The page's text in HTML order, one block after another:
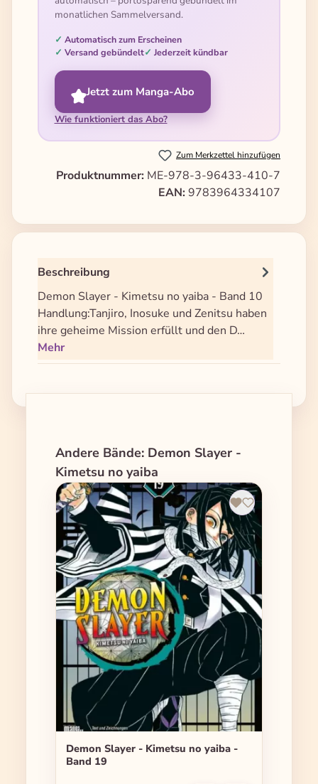
monatlichen Sammelversand.
Automatisch zum Erscheinen
Versand gebündelt
Jederzeit kündbar
Jetzt zum Manga-Abo
Wie funktioniert das Abo?
Zum Merkzettel hinzufügen
Produktnummer: ME-978-3-96433-410-7
EAN: 9783964334107
Beschreibung
Demon Slayer - Kimetsu no yaiba - Band 10
Handlung:Tanjiro, Inosuke und Zenitsu haben
ihre geheime Mission erfüllt und den D…
Mehr
Produktgalerie überspringen
Andere Bände: Demon Slayer -
Kimetsu no yaiba
Demon Slayer - Kimetsu no yaiba -
Band 19